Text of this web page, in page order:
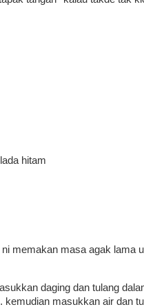
hitam
memakan masa agak lama
daging dan tulang
kemudian masukkan air dan